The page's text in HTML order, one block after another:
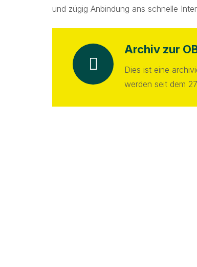
und zügig Anbindung ans schnelle
Archiv zur
Dies ist eine
werden seit dem